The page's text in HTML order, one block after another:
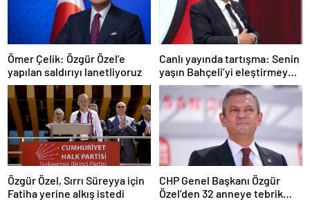
Ömer Çelik: Özgür Özel’e
yapılan saldırıyı lanetliyoruz
Canlı yayında tartışma: Senin
yaşın Bahçeli’yi eleştirmeye
yetmez
Özgür Özel, Sırrı Süreyya için
Fatiha yerine alkış istedi
CHP Genel Başkanı Özgür
Özel’den 32 anneye tebrik